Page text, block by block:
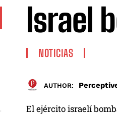
Israel
NOTICIAS
AUTHOR:
El ejército israelí